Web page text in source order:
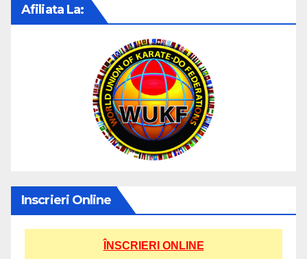
Afiliata La:
Inscrieri Online
ÎNSCRIERI ONLINE